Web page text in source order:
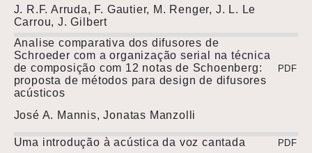
J. R.F. Arruda, F. Gautier, M. Renger, J. L. Le
Carrou, J. Gilbert
Analise comparativa dos difusores de
Schroeder com a organização serial na técnica
de composição com 12 notas de Schoenberg:
proposta de métodos para design de difusores
acústicos
PDF
José A. Mannis, Jonatas Manzolli
Uma introdução à acústica da voz cantada PDF